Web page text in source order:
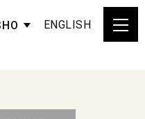
ENGLISH